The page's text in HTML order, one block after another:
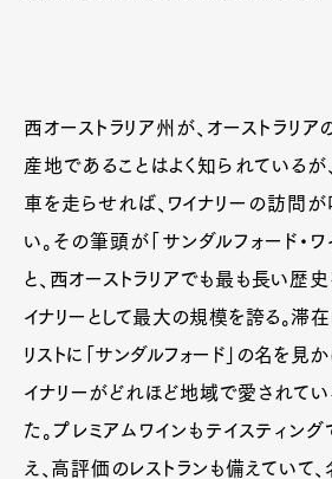
西オーストラリア州が、オーストラリア
産地であることはよく知られている
車を走らせれば、ワイナリーの訪問
い。その筆頭が「サンダルフォード・
と、西オーストラリアでも最も長い歴
イナリーとして最大の規模を誇る。滞在
リストに「サンダルフォード」の名を見
イナリーがどれほど地域で愛されて
た。プレミアムワインもテイスティン
え、高評価のレストランも備えていて